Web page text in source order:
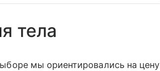
тела
мы ориентировались на цену